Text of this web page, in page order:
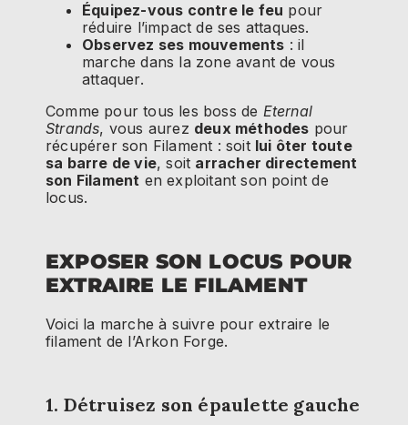
Équipez-vous contre le feu pour
réduire l’impact de ses attaques.
Observez ses mouvements : il
marche dans la zone avant de vous
attaquer.
Comme pour tous les boss de Eternal
Strands, vous aurez deux méthodes pour
récupérer son Filament : soit lui ôter toute
sa barre de vie, soit arracher directement
son Filament en exploitant son point de
locus.
EXPOSER SON LOCUS POUR
EXTRAIRE LE FILAMENT
Voici la marche à suivre pour extraire le
filament de l’Arkon Forge.
1. Détruisez son épaulette gauche